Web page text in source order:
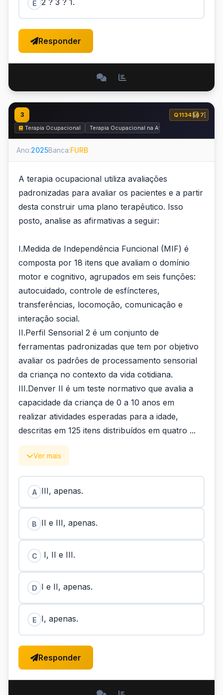
E 2 ? 3 ? 1.
Responder
3
Q1134567
Terapia Ocupacional
Terapia Ocupacional na Atenção à Saúde
Ano:2025Banca:FURB
A terapia ocupacional utiliza avaliações
padronizadas para avaliar os pacientes e a partir
desta construir uma plano terapêutico. Isso
posto, analise as afirmativas a seguir:
I.Medida de Independência Funcional (MIF) é
composta por 18 itens que avaliam o domínio
motor e cognitivo, agrupados em seis funções:
autocuidado, controle de esfíncteres,
transferências, locomoção, comunicação e
interação social.
II.Perfil Sensorial 2 é um conjunto de
ferramentas padronizadas que tem por objetivo
avaliar os padrões de processamento sensorial
da criança no contexto da vida cotidiana.
III.Denver II é um teste normativo que avalia a
capacidade da criança de 0 a 10 anos em
realizar atividades esperadas para a idade,
descritas em 125 itens distribuídos em quatro ...
Ver mais
A III, apenas.
B II e III, apenas.
C I, II e III.
D I e II, apenas.
E I, apenas.
Responder